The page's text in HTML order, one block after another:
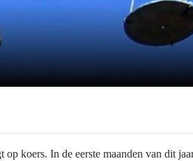
koers. In de eerste maanden van dit